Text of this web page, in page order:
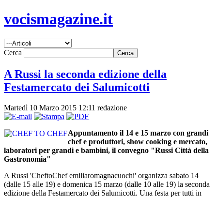
vocismagazine.it
Cerca
A Russi la seconda edizione della
Festamercato dei Salumicotti
Martedì 10 Marzo 2015 12:11 redazione
Appuntamento il 14 e 15 marzo con grandi
chef e produttori, show cooking e mercato,
laboratori per grandi e bambini, il convegno "Russi Città della
Gastronomia"
A Russi 'CheftoChef emiliaromagnacuochi' organizza sabato 14
(dalle 15 alle 19) e domenica 15 marzo (dalle 10 alle 19) la seconda
edizione della Festamercato dei Salumicotti. Una festa per tutti in